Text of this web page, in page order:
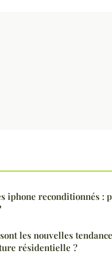
iphone reconditionnés :
les nouvelles
résidentielle ?